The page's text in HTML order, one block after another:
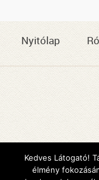
Nyitólap
Copyright © 2026
Kedves Látogató!
élmény